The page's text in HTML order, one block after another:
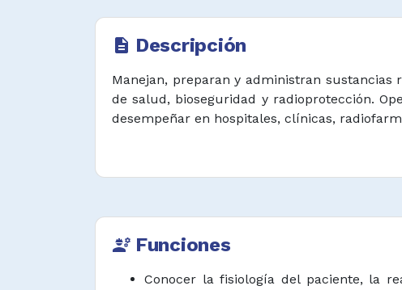
description Descripción
Manejan, preparan y administran
de salud, bioseguridad y radioprotección.
desempeñar en hospitales, clínicas,
engineering Funciones
Conocer la fisiología del paciente, la